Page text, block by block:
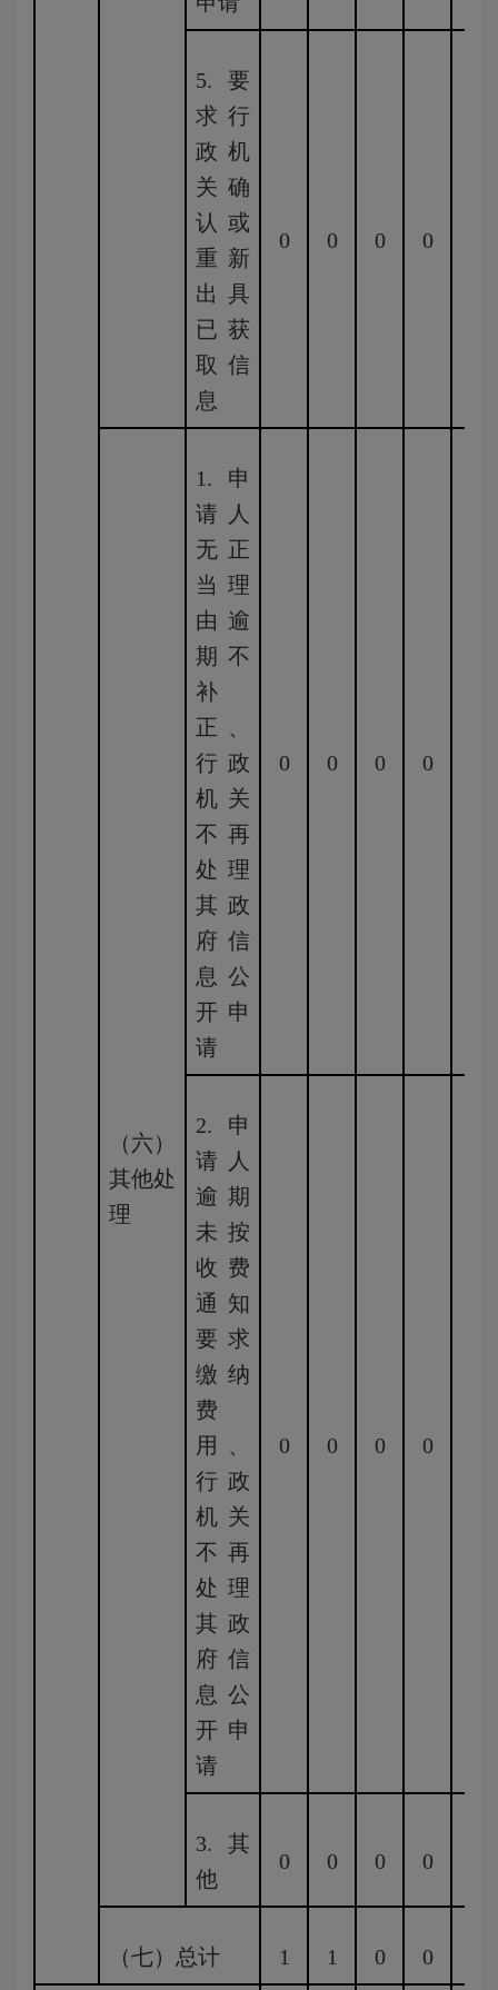
5.要
求行
政机
关确
认或
重新
出具
已获
取信
息
0 0 0 0
（六）
其他处
理
1.申
请人
无正
当理
由逾
期不
补
正、
行政
机关
不再
处理
其政
府信
息公
开申
请
0 0 0 0
2.申
请人
逾期
未按
收费
通知
要求
缴纳
费
用、
行政
机关
不再
处理
其政
府信
息公
开申
请
0 0 0 0
3.其
他
0 0 0 0
（七）总计 1 1 0 0